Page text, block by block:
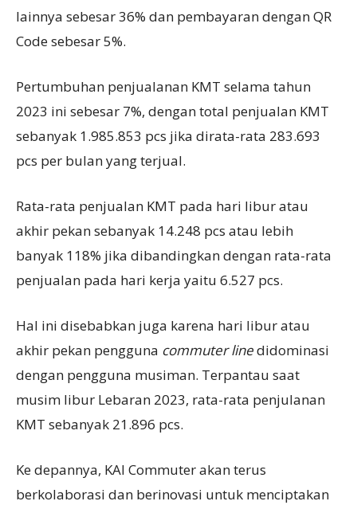
lainnya sebesar 36% dan pembayaran dengan QR
Code sebesar 5%.
Pertumbuhan penjualanan KMT selama tahun
2023 ini sebesar 7%, dengan total penjualan KMT
sebanyak 1.985.853 pcs jika dirata-rata 283.693
pcs per bulan yang terjual.
Rata-rata penjualan KMT pada hari libur atau
akhir pekan sebanyak 14.248 pcs atau lebih
banyak 118% jika dibandingkan dengan rata-rata
penjualan pada hari kerja yaitu 6.527 pcs.
Hal ini disebabkan juga karena hari libur atau
akhir pekan pengguna commuter linedidominasi
dengan pengguna musiman. Terpantau saat
musim libur Lebaran 2023, rata-rata penjulanan
KMT sebanyak 21.896 pcs.
Ke depannya, KAI Commuter akan terus
berkolaborasi dan berinovasi untuk menciptakan